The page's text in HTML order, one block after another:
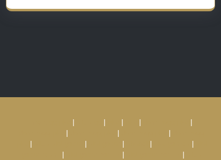
| | | |
|
| | |
| | | | |
| | |